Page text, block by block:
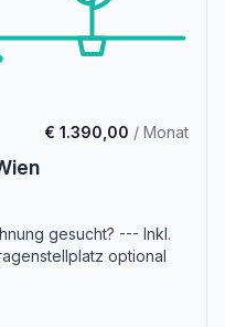
€ 1.390,00 / Monat
gesucht? --- Inkl.
optional